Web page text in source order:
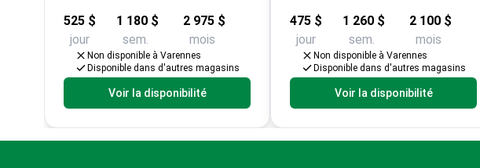
525 $
jour
1 180 $
sem.
2 975 $
mois
Non disponible à Varennes
Disponible dans d'autres magasins
Voir la disponibilité
475 $
jour
1 260 $
sem.
2 100 $
mois
Non disponible à Varennes
Disponible dans d'autres magasins
Voir la disponibilité